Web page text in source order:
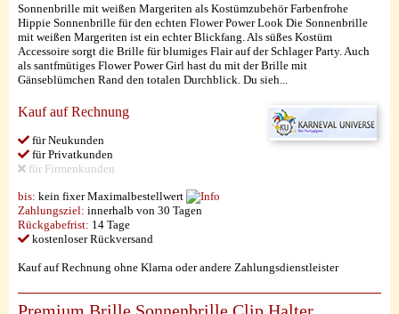
Sonnenbrille mit weißen Margeriten als Kostümzubehör Farbenfrohe
Hippie Sonnenbrille für den echten Flower Power Look Die Sonnenbrille
mit weißen Margeriten ist ein echter Blickfang. Als süßes Kostüm
Accessoire sorgt die Brille für blumiges Flair auf der Schlager Party. Auch
als santfmütiges Flower Power Girl hast du mit der Brille mit
Gänseblümchen Rand den totalen Durchblick. Du sieh...
Kauf auf Rechnung
für Neukunden
für Privatkunden
für Firmenkunden
bis: kein fixer Maximalbestellwert
Zahlungsziel: innerhalb von 30 Tagen
Rückgabefrist: 14 Tage
kostenloser Rückversand
Kauf auf Rechnung ohne Klarna oder andere Zahlungsdienstleister